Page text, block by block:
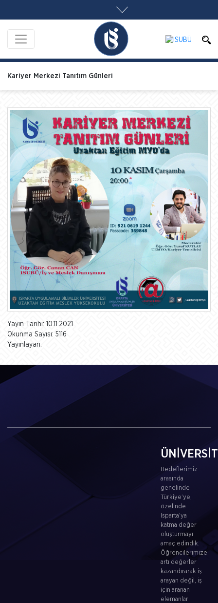
Kariyer Merkezi Tanıtım Günleri
Yayın Tarihi: 10.11.2021
Okunma Sayısı: 5116
Yayınlayan:
Hedeflerimiz
arasında
genelinde
Türkiye’ye,
özelinde
Isparta’ya
katma değer
oluşturmayı
amaç edindik.
Öğrencilerimize
artı değerler
kazandırarak iş
arayan değil, iş
için aranan
elemanlar